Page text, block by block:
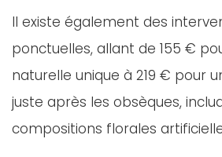
Il existe également des
ponctuelles, allant de 155 €
naturelle unique à 219 € pour
juste après les obsèques,
compositions florales